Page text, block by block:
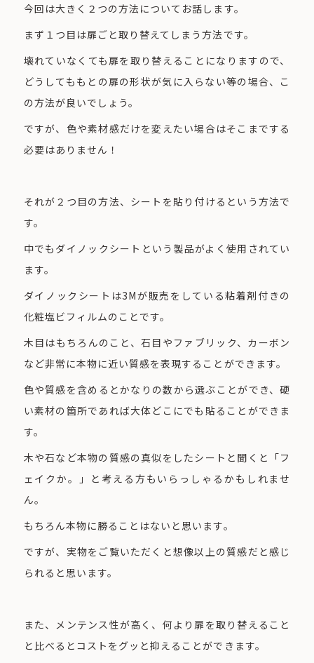
今回は大きく２つの方法についてお話します。
まず１つ目は扉ごと取り替えてしまう方法です。
壊れていなくても扉を取り替えることになりますので、
どうしてももとの扉の形状が気に入らない等の場合、こ
の方法が良いでしょう。
ですが、色や素材感だけを変えたい場合はそこまでする
必要はありません！
それが２つ目の方法、シートを貼り付けるという方法で
す。
中でもダイノックシートという製品がよく使用されてい
ます。
ダイノックシートは3Mが販売をしている粘着剤付きの
化粧塩ビフィルムのことです。
木目はもちろんのこと、石目やファブリック、カーボン
など非常に本物に近い質感を表現することができます。
色や質感を含めるとかなりの数から選ぶことができ、硬
い素材の箇所であれば大体どこにでも貼ることができま
す。
木や石など本物の質感の真似をしたシートと聞くと「フ
ェイクか。」と考える方もいらっしゃるかもしれませ
ん。
もちろん本物に勝ることはないと思います。
ですが、実物をご覧いただくと想像以上の質感だと感じ
られると思います。
また、メンテンス性が高く、何より扉を取り替えること
と比べるとコストをグッと抑えることができます。